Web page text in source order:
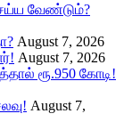
வேண்டும்?
August 7, 2026
August 7, 2026
ரூ.950 கோடி!
August 7,